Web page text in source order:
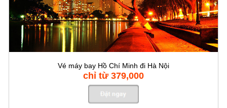
Vé máy bay Hồ Chí Minh đi Hà Nội
chỉ từ 379,000